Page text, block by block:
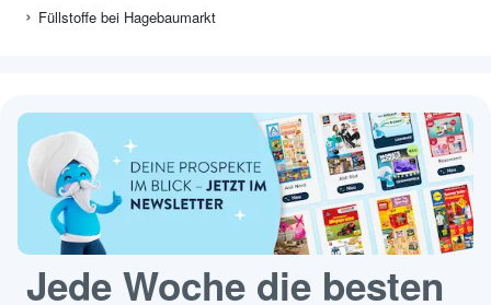
Füllstoffe bei Hagebaumarkt
Jede Woche die besten